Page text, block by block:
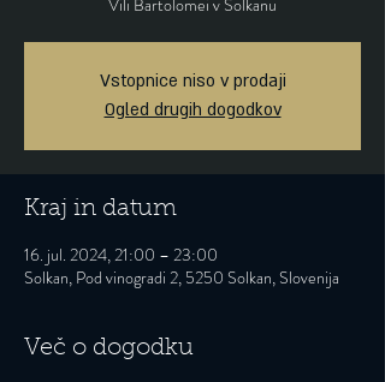
Vili Bartolomei v Solkanu
Vstopnice niso v prodaji
Ogled drugih dogodkov
Kraj in datum
16. jul. 2024, 21:00 – 23:00
Solkan, Pod vinogradi 2, 5250 Solkan, Slovenija
Več o dogodku